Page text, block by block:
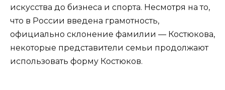
искусства до бизнеса и спорта. Несмотря на то,
что в России введена грамотность,
официально склонение фамилии — Костюкова,
некоторые представители семьи продолжают
использовать форму Костюков.